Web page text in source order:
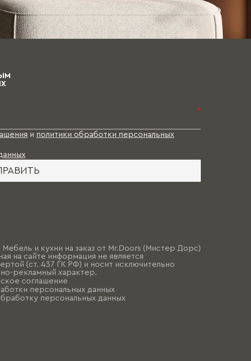
*
и политики обработки персональных
и кухни на заказ от Mr.Doors (Мистер Дорс)
на сайте информация не является
(ст. 437 ГК РФ) и носит исключительно
рекламный характер.
соглашение
персональных данных
персональных данных